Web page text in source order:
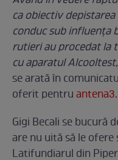
ca obiectiv
conduc sub influența
rutieri au procedat la
cu aparatul
se arată în
oferit pentru
Gigi Becali se bucură
are nu uită să le
Latifundiarul din